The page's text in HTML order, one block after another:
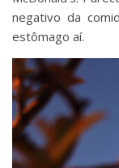
negativo da
estômago aí.